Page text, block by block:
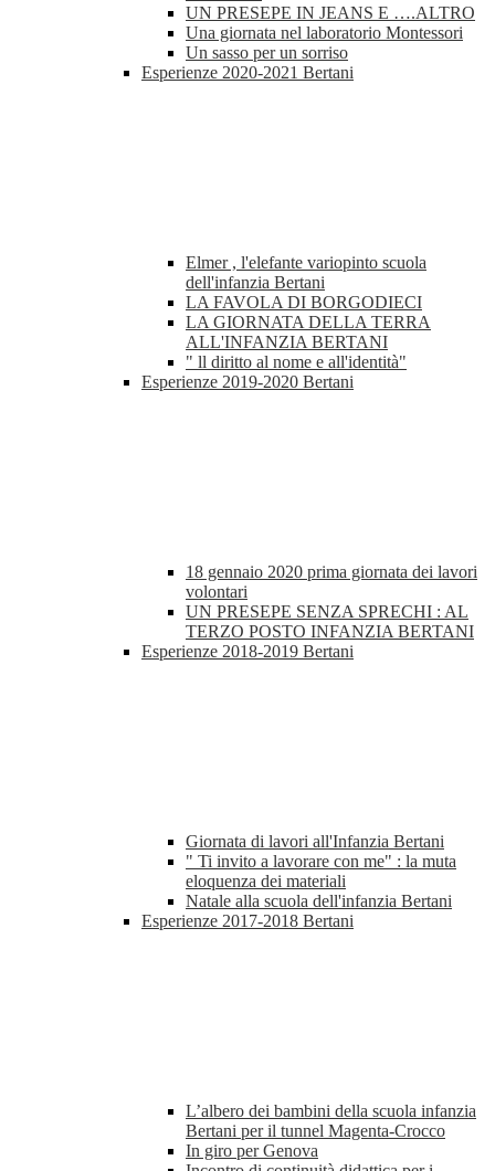
UN PRESEPE IN JEANS E ….ALTRO
Una giornata nel laboratorio Montessori
Un sasso per un sorriso
Esperienze 2020-2021 Bertani
Elmer , l'elefante variopinto scuola
dell'infanzia Bertani
LA FAVOLA DI BORGODIECI
LA GIORNATA DELLA TERRA
ALL'INFANZIA BERTANI
" ll diritto al nome e all'identità"
Esperienze 2019-2020 Bertani
18 gennaio 2020 prima giornata dei lavori
volontari
UN PRESEPE SENZA SPRECHI : AL
TERZO POSTO INFANZIA BERTANI
Esperienze 2018-2019 Bertani
Giornata di lavori all'Infanzia Bertani
" Ti invito a lavorare con me" : la muta
eloquenza dei materiali
Natale alla scuola dell'infanzia Bertani
Esperienze 2017-2018 Bertani
L’albero dei bambini della scuola infanzia
Bertani per il tunnel Magenta-Crocco
In giro per Genova